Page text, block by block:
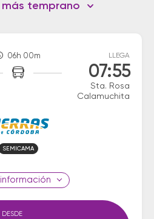
más temprano
06h 00m LLEGA
07:55
Sta. Rosa
Calamuchita
SEMICAMA
información
DESDE